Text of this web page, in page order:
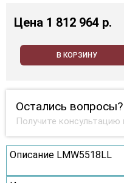
Цена 1 812 964 p.
В КОРЗИНУ
Остались вопросы?
Получите консультацию
Описание LMW5518LL